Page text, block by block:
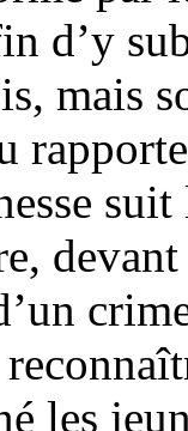
d’y
mais
les